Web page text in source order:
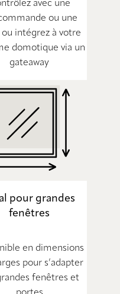
avec une
ou une
ou intégrez à votre
domotique via un
gateaway
pour grandes
fenêtres
en dimensions
pour s’adapter
fenêtres et